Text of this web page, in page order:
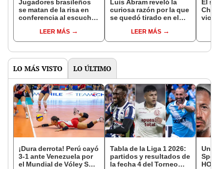
Jugadores brasileños
se matan de la risa en
conferencia al escuchar
de Eliminatorias
LEER MÁS
Luis Abram reveló la
curiosa razón por la que
se quedó tirado en el
vs UruguayLEER MÁS
El
LO MÁS VISTO LO ÚLTIMO
¡Dura derrota! Perú cayó
3-1 ante Venezuela por
el Mundial de Vóley Sub
Tabla de la Liga 1 2026:
partidos y resultados de
la fecha 4 del Torneo